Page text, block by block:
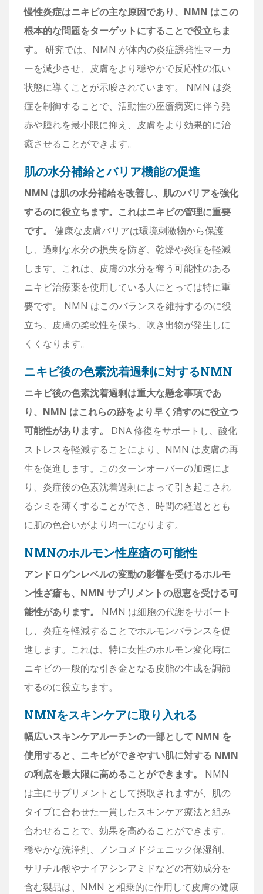
慢性炎症はニキビの主な原因であり、NMN はこの
根本的な問題をターゲットにすることで役立ちま
す。
研究では、NMN が体内の炎症誘発性マーカ
ーを減少させ、皮膚をより穏やかで反応性の低い
状態に導くことが示唆されています。 NMN は炎
症を制御することで、活動性の座瘡病変に伴う発
赤や腫れを最小限に抑え、皮膚をより効果的に治
癒させることができます。
肌の水分補給とバリア機能の促進
NMN は肌の水分補給を改善し、肌のバリアを強化
するのに役立ちます。これはニキビの管理に重要
です。
健康な皮膚バリアは環境刺激物から保護
し、過剰な水分の損失を防ぎ、乾燥や炎症を軽減
します。これは、皮膚の水分を奪う可能性のある
ニキビ治療薬を使用している人にとっては特に重
要です。 NMN はこのバランスを維持するのに役
立ち、皮膚の柔軟性を保ち、吹き出物が発生しに
くくなります。
ニキビ後の色素沈着過剰に対するNMN
ニキビ後の色素沈着過剰は重大な懸念事項であ
り、NMN はこれらの跡をより早く消すのに役立つ
可能性があります。
DNA 修復をサポートし、酸化
ストレスを軽減することにより、NMN は皮膚の再
生を促進します。このターンオーバーの加速によ
り、炎症後の色素沈着過剰によって引き起こされ
るシミを薄くすることができ、時間の経過ととも
に肌の色合いがより均一になります。
NMNのホルモン性座瘡の可能性
アンドロゲンレベルの変動の影響を受けるホルモ
ン性ざ瘡も、NMN サプリメントの恩恵を受ける可
能性があります。
NMN は細胞の代謝をサポート
し、炎症を軽減することでホルモンバランスを促
進します。これは、特に女性のホルモン変化時に
ニキビの一般的な引き金となる皮脂の生成を調節
するのに役立ちます。
NMNをスキンケアに取り入れる
幅広いスキンケアルーチンの一部として NMN を
使用すると、ニキビができやすい肌に対する NMN
の利点を最大限に高めることができます。
NMN
は主にサプリメントとして摂取されますが、肌の
タイプに合わせた一貫したスキンケア療法と組み
合わせることで、効果を高めることができます。
穏やかな洗浄剤、ノンコメドジェニック保湿剤、
サリチル酸やナイアシンアミドなどの有効成分を
含む製品は、NMN と相乗的に作用して皮膚の健康